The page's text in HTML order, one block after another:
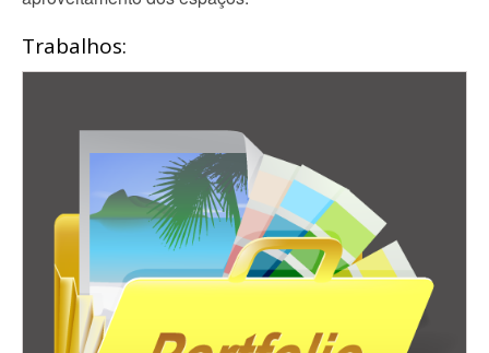
Trabalhos: